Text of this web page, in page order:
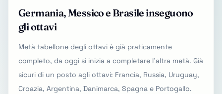
Germania, Messico e Brasile inseguono
gli ottavi
Metà tabellone degli ottavi è già praticamente
completo, da oggi si inizia a completare l'altra metà. Già
sicuri di un posto agli ottavi: Francia, Russia, Uruguay,
Croazia, Argentina, Danimarca, Spagna e Portogallo.